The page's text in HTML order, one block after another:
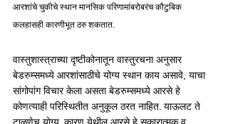
आरशांचे चुकीचे स्थान मानसिक परिणामांबरोबरंच कौटुबिक
कलहासही कारणीभूत ठरु शकतात.
वास्तुशास्त्राच्या दृष्टीकोनातून वास्तुरचना अनुसार
बेडरुम्समध्ये आरशांसाठीचे योग्य स्थान काय असावे, याचा
सांगोपांग विचार केला असता बेडरुम्समध्ये आरसे हे
कोणत्याही परिस्थितीत अनुकूल ठरत नाहित. याऊलट ते